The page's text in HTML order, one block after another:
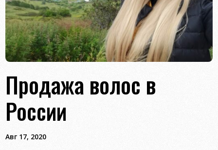
Продажа волос в
России
Авг 17, 2020